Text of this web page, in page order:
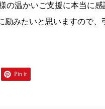
の温かいご支援に本当に感
励みたいと思いますので、
Pin it